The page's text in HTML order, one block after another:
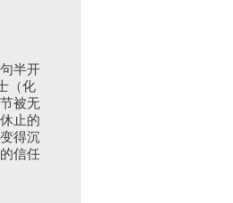
半开
（化
被无
止的
得沉
信任